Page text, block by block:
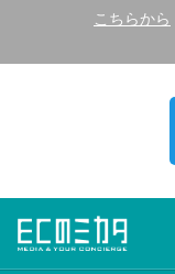
こちらから